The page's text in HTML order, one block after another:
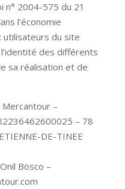
n° 2004-575 du 21
l’économie
utilisateurs du site
l’identité des différents
sa réalisation et de
–
– 78
DE-TINEE
Bosco –